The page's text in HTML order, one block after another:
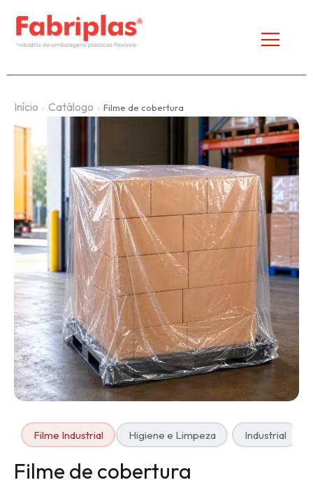
Início › Catálogo › Filme de cobertura
Filme Industrial Higiene e Limpeza Industrial
Filme de cobertura